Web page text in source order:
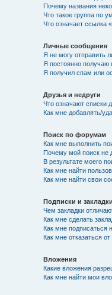
Почему названия
Что такое группа по
Что означает ссылка
Личные сообщения
Я не могу отправить
Я постоянно
Я получил спам или
Друзья и недруги
Что означают списки
Как мне добавлять/
Поиск по форумам
Как мне выполнить
Почему мой поиск не
В результате моего
Как мне найти
Как мне найти свои
Подписки и закладки
Чем закладки
Как мне сделать
Как мне подписаться
Как мне отказаться
Вложения
Какие вложения
Как мне найти мои